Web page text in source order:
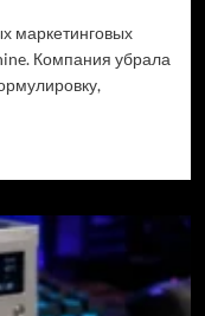
маркетинговых
Компания убрала